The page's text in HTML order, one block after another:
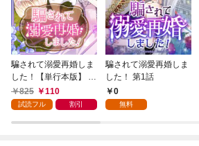
騙されて溺愛再婚しま
した！【単行本版】 1
巻825 110
試読フル 割引
騙されて溺愛再婚しま
した！ 第1話
0
無料